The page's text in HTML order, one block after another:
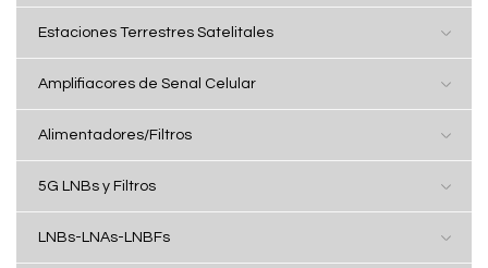
Estaciones Terrestres Satelitales
Amplifiacores de Senal Celular
Alimentadores/Filtros
5G LNBs y Filtros
LNBs-LNAs-LNBFs